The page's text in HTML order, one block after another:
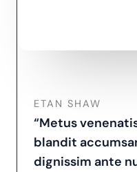
ETAN SHAW
“Metus
blandit
dignissim ante